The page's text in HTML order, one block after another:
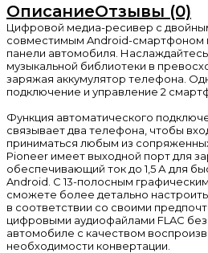
ОписаниеОтзывы (0)
Цифровой медиа-ресивер с
совместимым Android-смартфоном
панели автомобиля.
музыкальной библиотеки в
заряжая аккумулятор телефона.
подключение и управление 2
Функция автоматического
связывает два телефона, чтобы
приниматься любым из
Pioneer имеет выходной порт для
обеспечивающий ток до 1,5 А для
Android. С 13-полосным
сможете более детально
в соответствии со своими
цифровыми аудиофайлами FLAC
автомобиле с качеством
необходимости конвертации.